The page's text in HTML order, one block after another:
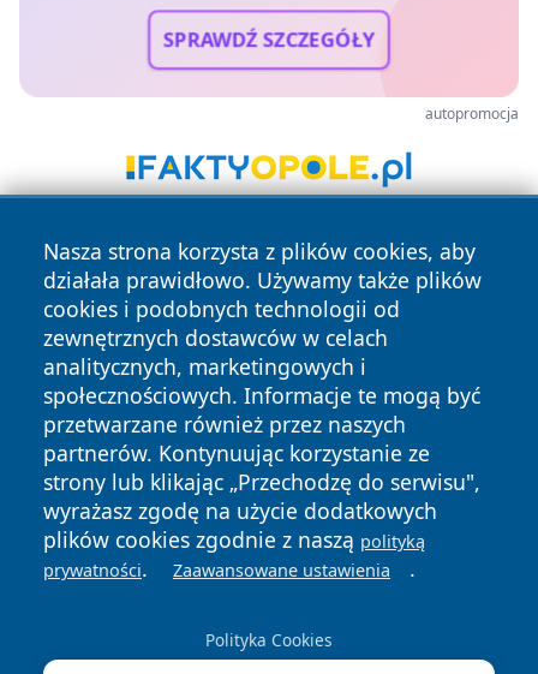
SPRAWDŹ SZCZEGÓŁY
autopromocja
Nasza strona korzysta z plików cookies, aby
działała prawidłowo. Używamy także plików
cookies i podobnych technologii od
zewnętrznych dostawców w celach
analitycznych, marketingowych i
społecznościowych. Informacje te mogą być
przetwarzane również przez naszych
partnerów. Kontynuując korzystanie ze
strony lub klikając „Przechodzę do serwisu",
wyrażasz zgodę na użycie dodatkowych
plików cookies zgodnie z naszą polityką
prywatności. Zaawansowane ustawienia .
Polityka Cookies
Copyright © 2026 newsynowodworskie.pl Wszystkie prawa
zastrzeżone.
News Autorzy
Polityka
Prywatności
Polityka
Cookies